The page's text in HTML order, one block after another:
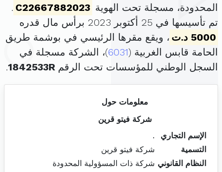
المحدودة، مسجلة تحت الهوية C22667882023
.
تم تأسيسها في 25 أكتوبر 2023 برأس مال قدره
5000 د.ت
، ويقع مقرها الرئيسي في بوشمة طريق
الحامة قابس الغربية (6031)، الشركة مسجلة في
السجل الوطني للمؤسسات تحت الرقم 1842533R
.
معلومات حول
شركة فيتو قرين
الإسم التجاري
.
التسمية
شركة فيتو قرين
النظام القانوني شركة ذات المسؤولية المحدودة